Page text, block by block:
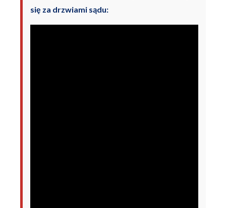
się za drzwiami sądu: